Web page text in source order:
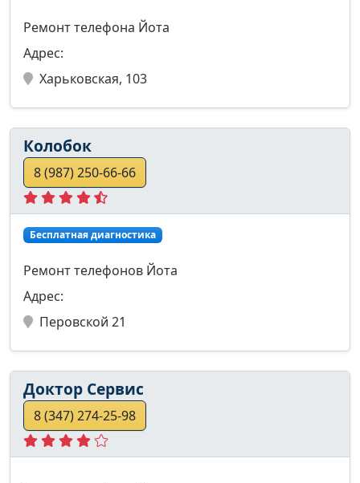
Ремонт телефона Йота
Адрес:
Харьковская, 103
Колобок
8 (987) 250-66-66
Бесплатная диагностика
Ремонт телефонов Йота
Адрес:
Перовской 21
Доктор Сервис
8 (347) 274-25-98